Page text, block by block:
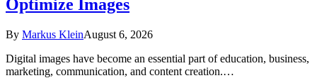
Optimize Images
By Markus KleinAugust 6, 2026
Digital images have become an essential part of education, business,
marketing, communication, and content creation.…